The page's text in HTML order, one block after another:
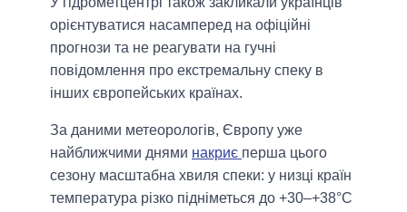
орієнтуватися насамперед на офіційні
прогнози та не реагувати на гучні
повідомлення про екстремальну спеку в
інших європейських країнах.
За даними метеорологів, Європу уже
найближчими днями накриє перша цього
сезону масштабна хвиля спеки: у низці країн
температура різко підніметься до +30–+38°C